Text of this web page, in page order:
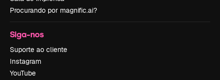
Procurando por magnific.ai?
Siga-nos
Suporte ao cliente
Instagram
YouTube